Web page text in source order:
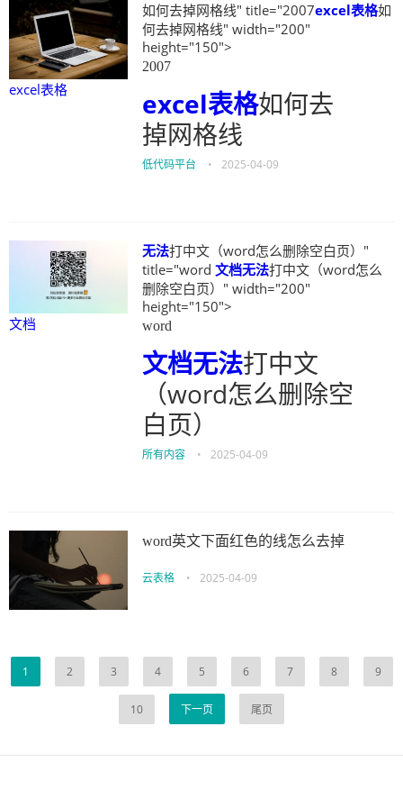
excel表格
如何去掉网格线" title="2007excel表格如
何去掉网格线" width="200"
height="150">
2007
excel表格如何去
掉网格线
低代码平台 • 2025-04-09
文档
无法打中文（word怎么删除空白页）"
title="word 文档无法打中文（word怎么
删除空白页）" width="200"
height="150">
word
文档无法打中文
（word怎么删除空
白页）
所有内容 • 2025-04-09
word英文下面红色的线怎么去掉
云表格 • 2025-04-09
1 2 3 4 5 6 7 8 9
10 下一页 尾页